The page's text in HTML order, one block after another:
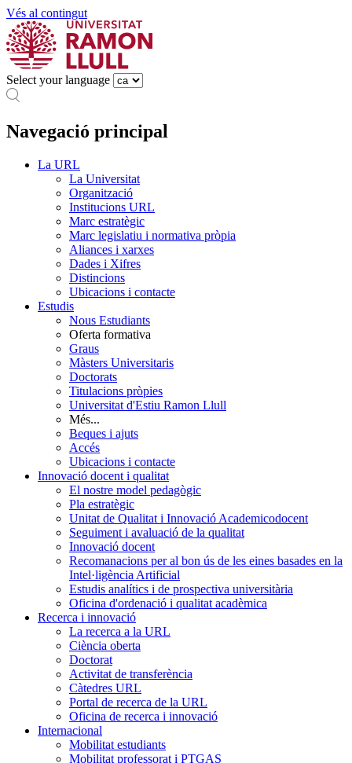
Vés al contingut
Select your language
Navegació principal
La URL
La Universitat
Organització
Institucions URL
Marc estratègic
Marc legislatiu i normativa pròpia
Aliances i xarxes
Dades i Xifres
Distincions
Ubicacions i contacte
Estudis
Nous Estudiants
Oferta formativa
Graus
Màsters Universitaris
Doctorats
Titulacions pròpies
Universitat d'Estiu Ramon Llull
Més...
Beques i ajuts
Accés
Ubicacions i contacte
Innovació docent i qualitat
El nostre model pedagògic
Pla estratègic
Unitat de Qualitat i Innovació Academicodocent
Seguiment i avaluació de la qualitat
Innovació docent
Recomanacions per al bon ús de les eines basades en la
Intel·ligència Artificial
Estudis analítics i de prospectiva universitària
Oficina d'ordenació i qualitat acadèmica
Recerca i innovació
La recerca a la URL
Ciència oberta
Doctorat
Activitat de transferència
Càtedres URL
Portal de recerca de la URL
Oficina de recerca i innovació
Internacional
Mobilitat estudiants
Mobilitat professorat i PTGAS